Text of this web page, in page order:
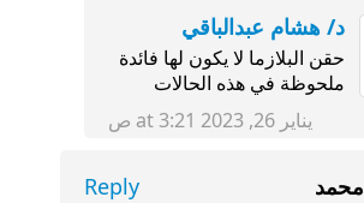
د/ هشام عبدالباقي
حقن البلازما لا يكون لها فائدة
ملحوظة في هذه الحالات
يناير 26, 2023 at 3:21 ص
محمد Reply